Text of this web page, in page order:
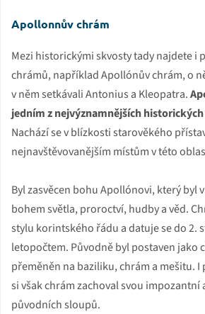
Apollonnův chrám
Mezi historickými skvosty tady najdete i
chrámů, například Apollónův chrám, o
v něm setkávali Antonius a Kleopatra.
jedním z nejvýznamnějších
Nachází se v blízkosti starověkého
nejnavštěvovanějším místům v této
Byl zasvěcen bohu Apollónovi, který byl
bohem světla, proroctví, hudby a věd.
stylu korintského řádu a datuje se do 2.
letopočtem. Původně byl postaven jako
přeměněn na baziliku, chrám a mešitu.
si však chrám zachoval svou
původních sloupů.